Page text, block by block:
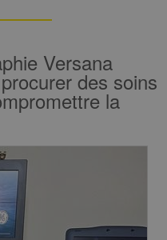
Versana
des soins
la